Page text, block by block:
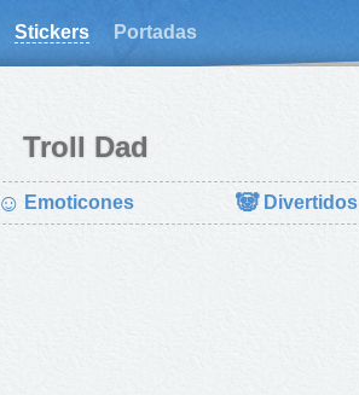
Stickers Portadas
Troll Dad
☺ Emoticones 🐼 Divertidos